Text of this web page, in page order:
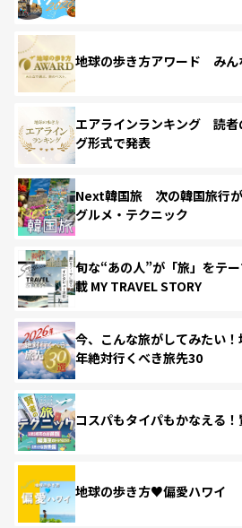
地球の歩き方アワード みん
エアラインランキング 読者
グ形式で発表
Next韓国旅 次の韓国旅行が
グルメ・テクニック
旬な“あの人”が「旅」をテ
載 MY TRAVEL STORY
今、こんな旅がしてみたい
年絶対行くべき旅先30
コスパもタイパもかなえる
地球の歩き方♥偏愛ハワイ